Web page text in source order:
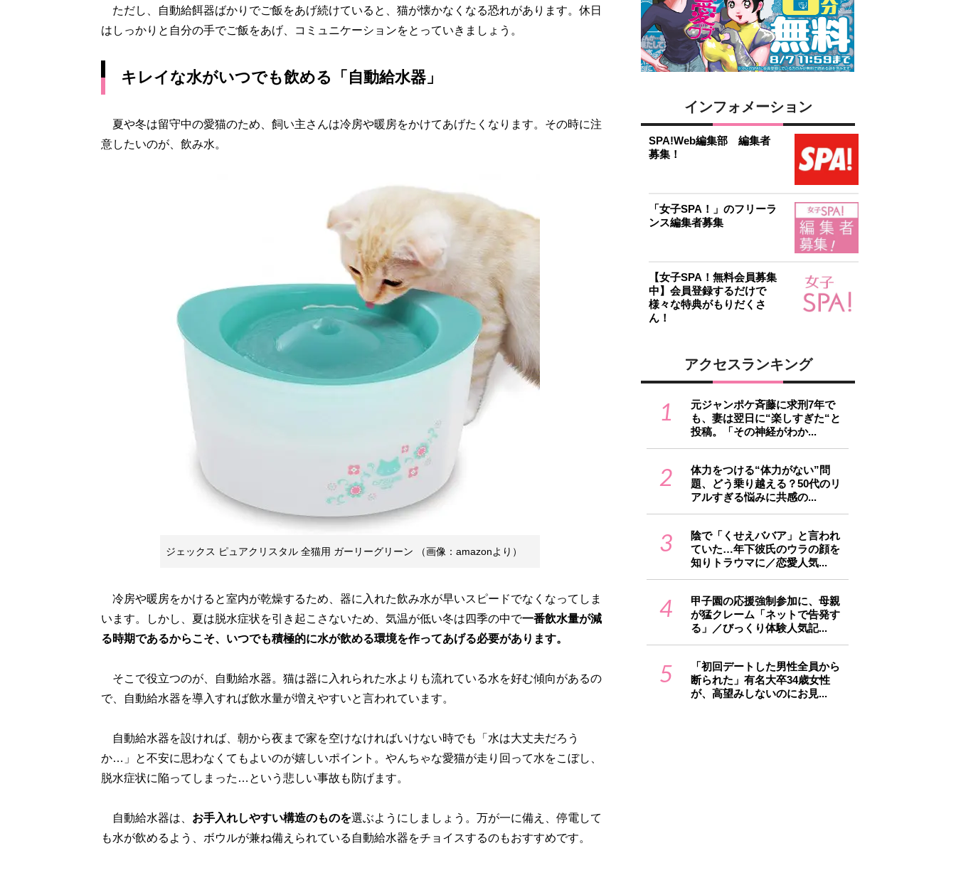
ただし、自動給餌器ばかりでご飯をあげ続けていると、猫が懐かなくなる恐れがあります。休日
はしっかりと自分の手でご飯をあげ、コミュニケーションをとっていきましょう。
キレイな水がいつでも飲める「自動給水器」
夏や冬は留守中の愛猫のため、飼い主さんは冷房や暖房をかけてあげたくなります。その時に注
意したいのが、飲み水。
ジェックス ピュアクリスタル 全猫用 ガーリーグリーン （画像：amazonより）
冷房や暖房をかけると室内が乾燥するため、器に入れた飲み水が早いスピードでなくなってしま
います。しかし、夏は脱水症状を引き起こさないため、気温が低い冬は四季の中で一番飲水量が減
る時期であるからこそ、いつでも積極的に水が飲める環境を作ってあげる必要があります。
そこで役立つのが、自動給水器。猫は器に入れられた水よりも流れている水を好む傾向があるの
で、自動給水器を導入すれば飲水量が増えやすいと言われています。
自動給水器を設ければ、朝から夜まで家を空けなければいけない時でも「水は大丈夫だろう
か…」と不安に思わなくてもよいのが嬉しいポイント。やんちゃな愛猫が走り回って水をこぼし、
脱水症状に陥ってしまった…という悲しい事故も防げます。
自動給水器は、 お手入れしやすい構造のものを選ぶようにしましょう。万が一に備え、停電して
も水が飲めるよう、ボウルが兼ね備えられている自動給水器をチョイスするのもおすすめです。
インフォメーション
SPA!Web編集部 編集者
募集！
「女子SPA！」のフリーラ
ンス編集者募集
【女子SPA！無料会員募集
中】会員登録するだけで
様々な特典がもりだくさ
ん！
アクセスランキング
1
元ジャンポケ斉藤に求刑7年で
も、妻は翌日に“楽しすぎた“と
投稿。「その神経がわか...
2
体力をつける“体力がない”問
題、どう乗り越える？50代のリ
アルすぎる悩みに共感の...
3
陰で「くせえババア」と言われ
ていた…年下彼氏のウラの顔を
知りトラウマに／恋愛人気...
4
甲子園の応援強制参加に、母親
が猛クレーム「ネットで告発す
る」／びっくり体験人気記...
5
「初回デートした男性全員から
断られた」有名大卒34歳女性
が、高望みしないのにお見...